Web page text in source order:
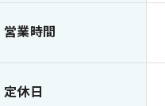
営業時間
定休日